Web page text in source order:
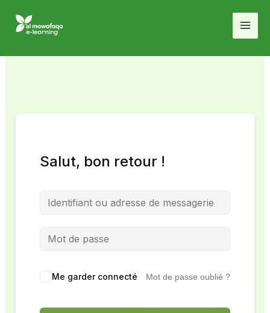
contenu
Salut, bon retour !
Me garder connecté Mot de passe oublié ?